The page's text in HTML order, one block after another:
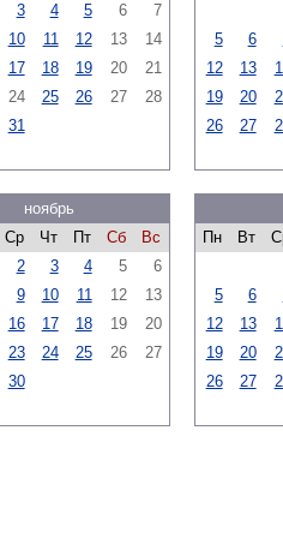
3 4 5 6
7
10 11 12 13
14
17 18 19 20
21
24 25 26 27
28
31
5
6
12
13
19
20
26
27
ноябрь
Ср Чт Пт Сб
Вс
2 3 4 5
6
9 10 11 12
13
16 17 18 19
20
23 24 25 26
27
30
Пн
Вт
5
6
12
13
19
20
26
27